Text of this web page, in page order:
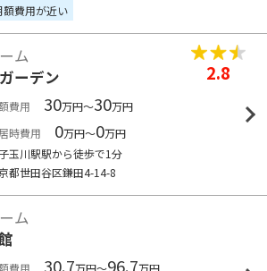
額費用が近い
ム
ーデン
2.8
費用 30万円～30万円
時費用
0万円～0万円
玉川駅駅から徒歩で1分
都世田谷区鎌田4-14-8
ム
費用 30.7万円～96.7万円